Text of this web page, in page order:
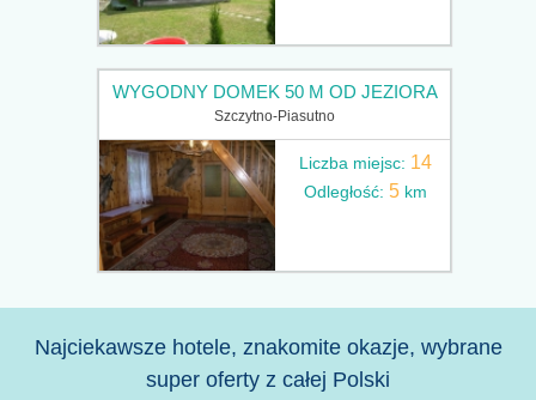
WYGODNY DOMEK 50 M OD JEZIORA
Szczytno-Piasutno
Liczba miejsc: 14
Odległość: 5 km
Najciekawsze hotele, znakomite okazje, wybrane
super oferty z całej Polski